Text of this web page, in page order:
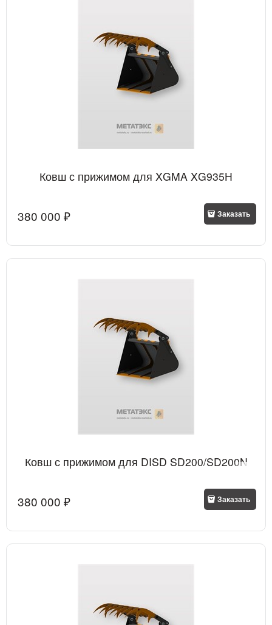
Ковш с прижимом для XGMA XG935H
380 000 ₽ Заказать
Ковш с прижимом для DISD SD200/SD200N
380 000 ₽ Заказать